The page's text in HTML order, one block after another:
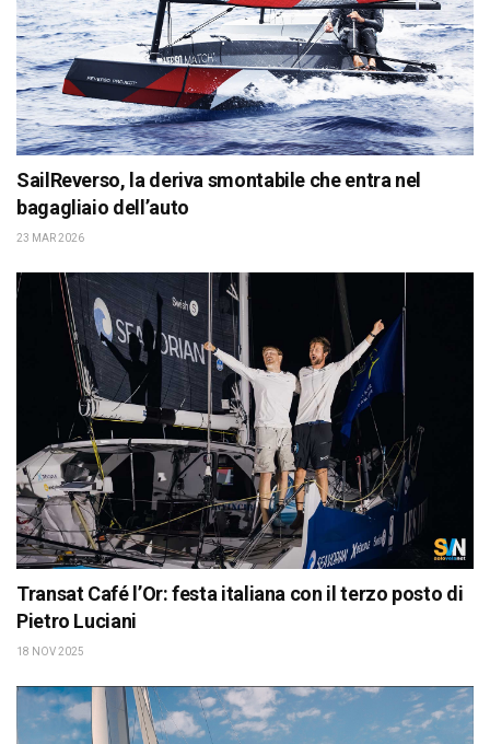
SailReverso, la deriva smontabile che entra nel
bagagliaio dell’auto
23 MAR 2026
Transat Café l’Or: festa italiana con il terzo posto di
Pietro Luciani
18 NOV 2025